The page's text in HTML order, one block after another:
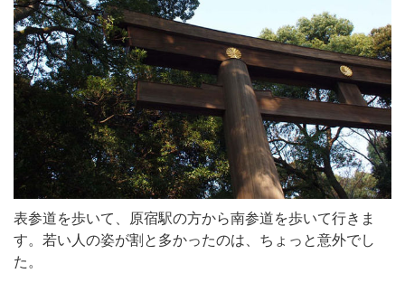
表参道を歩いて、原宿駅の方から南参道を歩いて行きま
す。若い人の姿が割と多かったのは、ちょっと意外でし
た。